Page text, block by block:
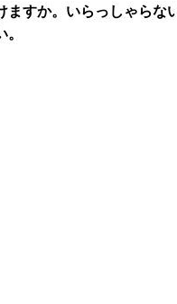
ますか。いらっしゃらな